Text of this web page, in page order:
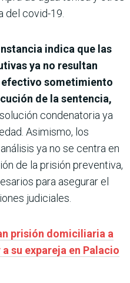
del covid-19.
indica que las
ya no resultan
sometimiento
de la sentencia,
condenatoria ya
Asimismo, los
ya no se centra en
de la prisión preventiva,
para asegurar el
judiciales.
prisión domiciliaria a
su expareja en Palacio